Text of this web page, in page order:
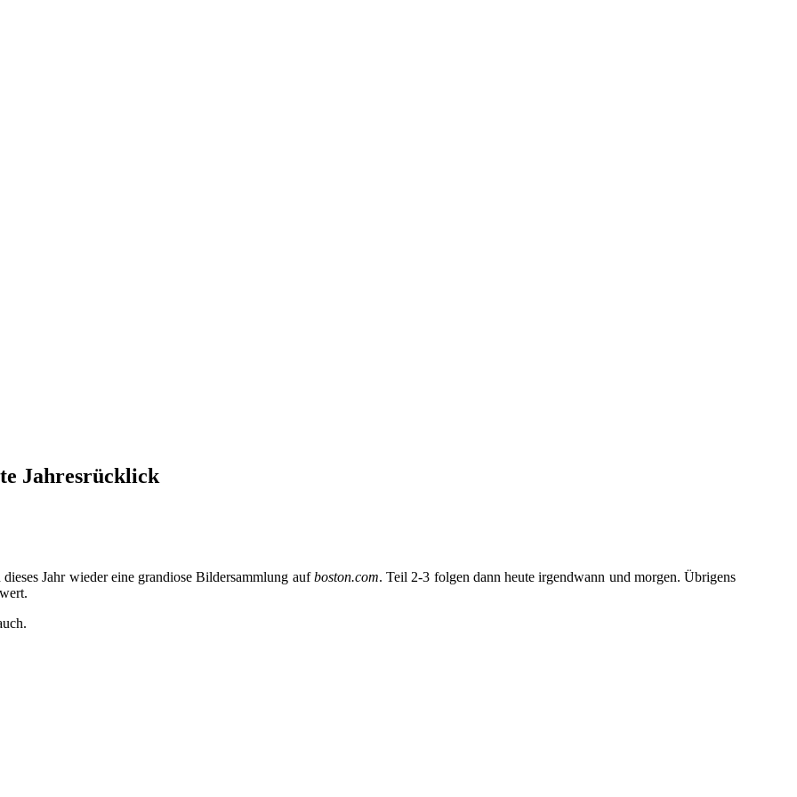
Jahresrücklick
Jahr wieder eine grandiose Bildersammlung aufboston.com. Teil 2-3 folgen dann heute irgendwann und morgen. Übrigens